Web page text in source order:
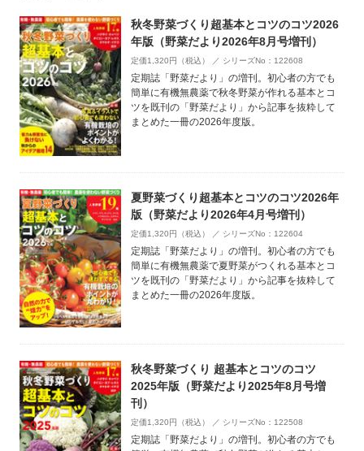
秋冬野菜づくり超基本とコツのコツ2026
年版（野菜だより2026年8月号増刊）
定価1,320円（税込） ／ シリーズNo：122608
定期誌「野菜だより」の増刊。初心者の方でも
簡単に有機無農薬で秋冬野菜が作れる基本とコ
ツを既刊の「野菜だより」から記事を抜粋して
まとめた一冊の2026年度版。
夏野菜づくり超基本とコツのコツ2026年
版（野菜だより2026年4月号増刊）
定価1,320円（税込） ／ シリーズNo：122604
定期誌「野菜だより」の増刊。初心者の方でも
簡単に有機無農薬で夏野菜がつくれる基本とコ
ツを既刊の「野菜だより」から記事を抜粋して
まとめた一冊の2026年度版。
秋冬野菜づくり 超基本とコツのコツ
2025年版（野菜だより2025年8月号増
刊）
定価1,320円（税込） ／ シリーズNo：122508
定期誌「野菜だより」の増刊。初心者の方でも